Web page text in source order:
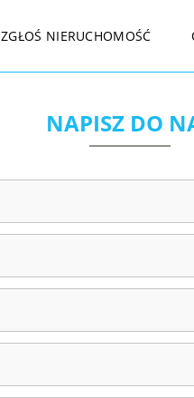
ZGŁOŚ NIERUCHOMOŚĆ
NAPISZ DO